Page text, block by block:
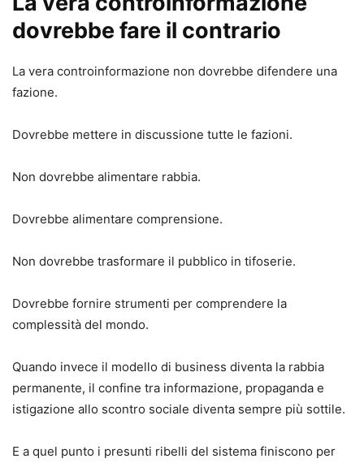
dovrebbe fare il contrario
La vera controinformazione non dovrebbe difendere una
fazione.
Dovrebbe mettere in discussione tutte le fazioni.
Non dovrebbe alimentare rabbia.
Dovrebbe alimentare comprensione.
Non dovrebbe trasformare il pubblico in tifoserie.
Dovrebbe fornire strumenti per comprendere la
complessità del mondo.
Quando invece il modello di business diventa la rabbia
permanente, il confine tra informazione, propaganda e
istigazione allo scontro sociale diventa sempre più sottile.
E a quel punto i presunti ribelli del sistema finiscono per